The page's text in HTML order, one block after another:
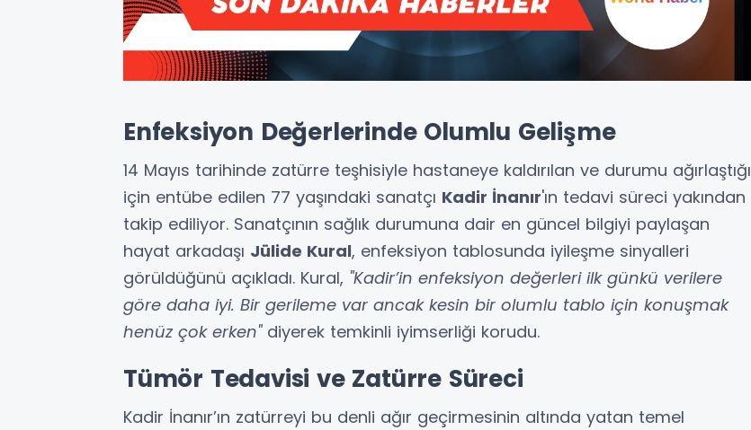
Enfeksiyon Değerlerinde Olumlu Gelişme
14 Mayıs tarihinde zatürre teşhisiyle hastaneye kaldırılan ve durumu ağırlaştığı
için entübe edilen 77 yaşındaki sanatçı Kadir İnanır'ın tedavi süreci yakından
takip ediliyor. Sanatçının sağlık durumuna dair en güncel bilgiyi paylaşan
hayat arkadaşı Jülide Kural, enfeksiyon tablosunda iyileşme sinyalleri
görüldüğünü açıkladı. Kural, "Kadir’in enfeksiyon değerleri ilk günkü verilere
göre daha iyi. Bir gerileme var ancak kesin bir olumlu tablo için konuşmak
henüz çok erken"diyerek temkinli iyimserliği korudu.
Tümör Tedavisi ve Zatürre Süreci
Kadir İnanır’ın zatürreyi bu denli ağır geçirmesinin altında yatan temel